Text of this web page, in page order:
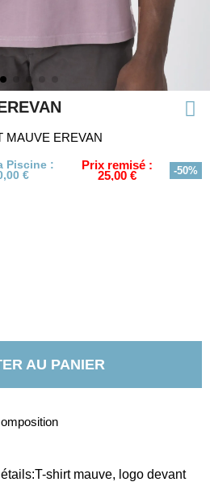
MAUVE EREVAN
Piscine :
€
Prix remisé :
25,00 € -50%
AU PANIER
shirt mauve, logo devant